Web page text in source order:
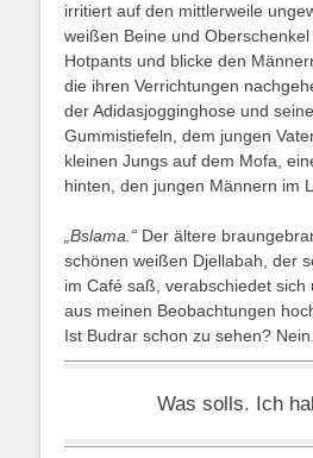
irritiert auf den mittlerweile
weißen Beine und
Hotpants und blicke den
die ihren Verrichtungen
der Adidasjogginghose und
Gummistiefeln, dem jungen
kleinen Jungs auf dem Mofa,
hinten, den jungen Männern im
„Bslama.“ Der ältere
schönen weißen Djellabah, der
im Café saß, verabschiedet sich
aus meinen Beobachtungen
Ist Budrar schon zu sehen?
Was solls. Ich